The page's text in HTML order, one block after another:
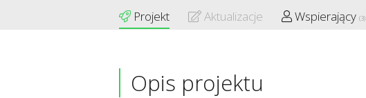
Projekt Aktualizacje Wspierający (3)
Opis projektu